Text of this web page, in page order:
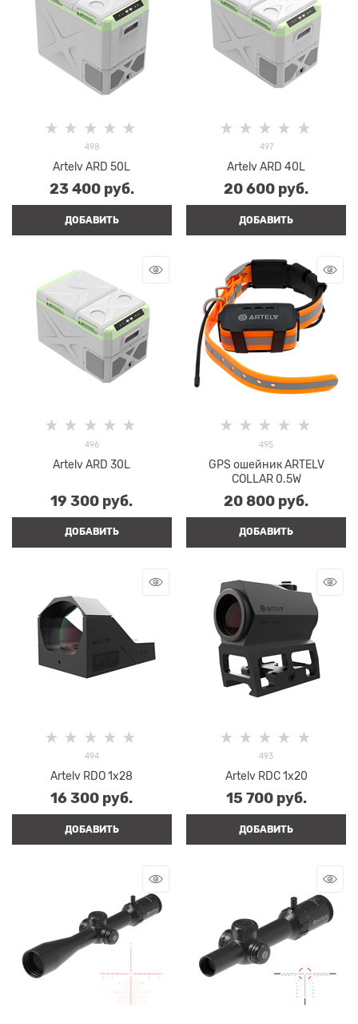
498
Artelv ARD 50L
23 400 руб.
ДОБАВИТЬ
497
Artelv ARD 40L
20 600 руб.
ДОБАВИТЬ
496
Artelv ARD 30L
19 300 руб.
ДОБАВИТЬ
495
GPS ошейник ARTELV
COLLAR 0.5W
20 800 руб.
ДОБАВИТЬ
494
Artelv RDO 1x28
16 300 руб.
ДОБАВИТЬ
493
Artelv RDC 1x20
15 700 руб.
ДОБАВИТЬ